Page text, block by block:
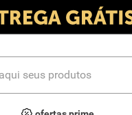
seus produtos